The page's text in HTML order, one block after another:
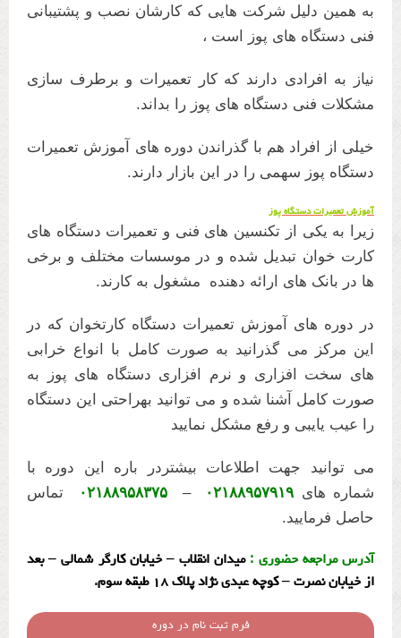
به همین دلیل شرکت هایی که کارشان نصب و پشتیبانی
فنی دستگاه های پوز است ،
نیاز به افرادی دارند که کار تعمیرات و برطرف سازی
مشکلات فنی دستگاه های پوز را بداند.
خیلی از افراد هم با گذراندن دوره های آموزش تعمیرات
دستگاه پوز سهمی را در این بازار دارند.
آموزش تعمیرات دستگاه پوز
زیرا به یکی از تکنسین های فنی و تعمیرات دستگاه های
کارت خوان تبدیل شده و در موسسات مختلف و برخی
ها در بانک های ارائه دهنده مشغول به کارند.
در دوره های آموزش تعمیرات دستگاه کارتخوان که در
این مرکز می گذرانید به صورت کامل با انواع خرابی
های سخت افزاری و نرم افزاری دستگاه های پوز به
صورت کامل آشنا شده و می توانید بهراحتی این دستگاه
را عیب یایبی و رفع مشکل نمایید
می توانید جهت اطلاعات بیشتردر باره این دوره با
شماره های ۰۲۱۸۸۹۵۷۹۱۹ –۰۲۱۸۸۹۵۸۳۷۵
تماس
حاصل فرمایید.
آدرس مراجعه حضوری : میدان انقلاب – خیابان کارگر شمالی – بعد
از خیابان نصرت – کوچه عبدی نژاد پلاک ۱۸ طبقه سوم.
فرم ثبت نام در دوره